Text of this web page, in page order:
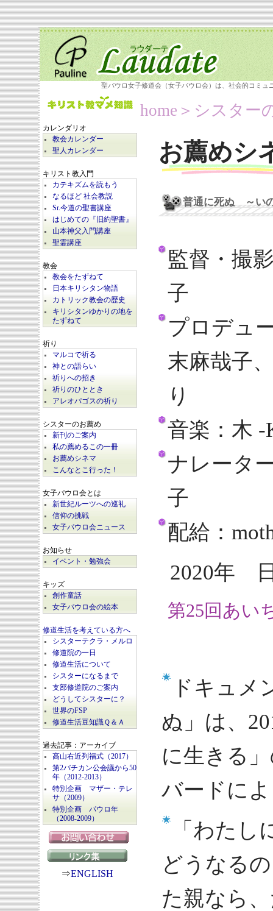
聖パウロ女子修道会（女子パウロ会）は、社会的コミ
カレンダリオ
教会カレンダー
聖人カレンダー
キリスト教入門
カテキズムを読もう
なるほど 社会教説
Sr.今道の聖書講座
はじめての『旧約聖書』
山本神父入門講座
聖霊講座
教会
教会をたずねて
日本キリシタン物語
カトリック教会の歴史
キリシタンゆかりの地を
たずねて
祈り
マルコで祈る
神との語らい
祈りへの招き
祈りのひととき
アレオパゴスの祈り
シスターのお薦め
新刊のご案内
私の薦めるこの一冊
お薦めシネマ
こんなとこ行った！
女子パウロ会とは
新世紀ルーツへの巡礼
信仰の挑戦
女子パウロ会ニュース
お知らせ
イベント・勉強会
キッズ
創作童話
女子パウロ会の絵本
修道生活を考えている方へ
シスターテクラ・メルロ
修道院の一日
修道生活について
シスターになるまで
支部修道院のご案内
どうしてシスターに？
世界のFSP
修道生活豆知識Ｑ＆Ａ
過去記事：アーカイブ
高山右近列福式（2017）
第2バチカン公会議から50
年（2012-2013）
特別企画 マザー・テレ
サ（2009）
特別企画 パウロ年
（2008-2009）
⇒ENGLISH
home ＞シスター
お薦めシ
普通に死ぬ ～い
監督・撮
子
プロデュ
末麻哉子
り
音楽：木 -
ナレータ
子
配給：
2020年
第25回あい
ドキュメ
ぬ」は、
に生きる
バードに
「わた
どうなる
た親なら